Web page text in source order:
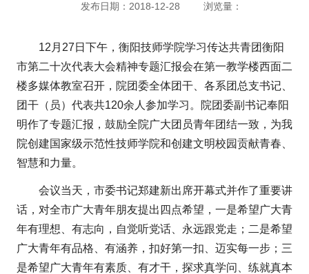
发布日期：2018-12-28 浏览量：
12月27日下午，衡阳技师学院学习传达共青团衡阳
市第二十次代表大会精神专题汇报会在第一教学楼西面二
楼多媒体教室召开，院团委全体团干、各系团总支书记、
团干（员）代表共120余人参加学习。院团委副书记奉阳
明作了专题汇报，鼓励全院广大团员青年团结一致，为我
院创建国家级示范性技师学院和创建文明校园贡献青春、
智慧和力量。
会议当天，市委书记郑建新出席开幕式并作了重要讲
话，对全市广大青年朋友提出四点希望，一是希望广大青
年有理想、有志向，自觉听党话、永远跟党走；二是希望
广大青年有品格、有涵养，扣好第一扣、迈实每一步；三
是希望广大青年有素质、有才干，探求真学问、练就真本